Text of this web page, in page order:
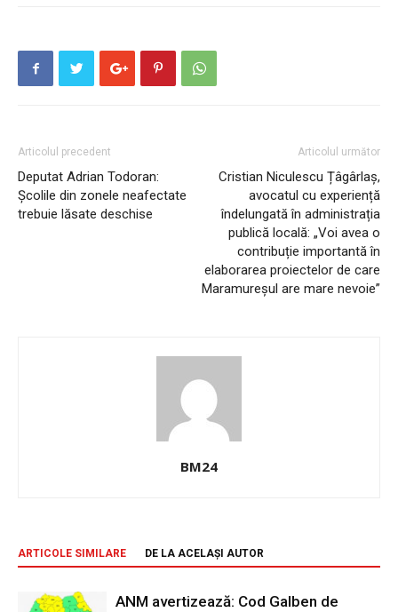
Articolul precedent
Deputat Adrian Todoran:
Școlile din zonele neafectate
trebuie lăsate deschise
Articolul următor
Cristian Niculescu Țâgârlaș,
avocatul cu experiență
îndelungată în administrația
publică locală: „Voi avea o
contribuție importantă în
elaborarea proiectelor de care
Maramureșul are mare nevoie”
BM24
ARTICOLE SIMILARE DE LA ACELAȘI AUTOR
ANM avertizează: Cod Galben de